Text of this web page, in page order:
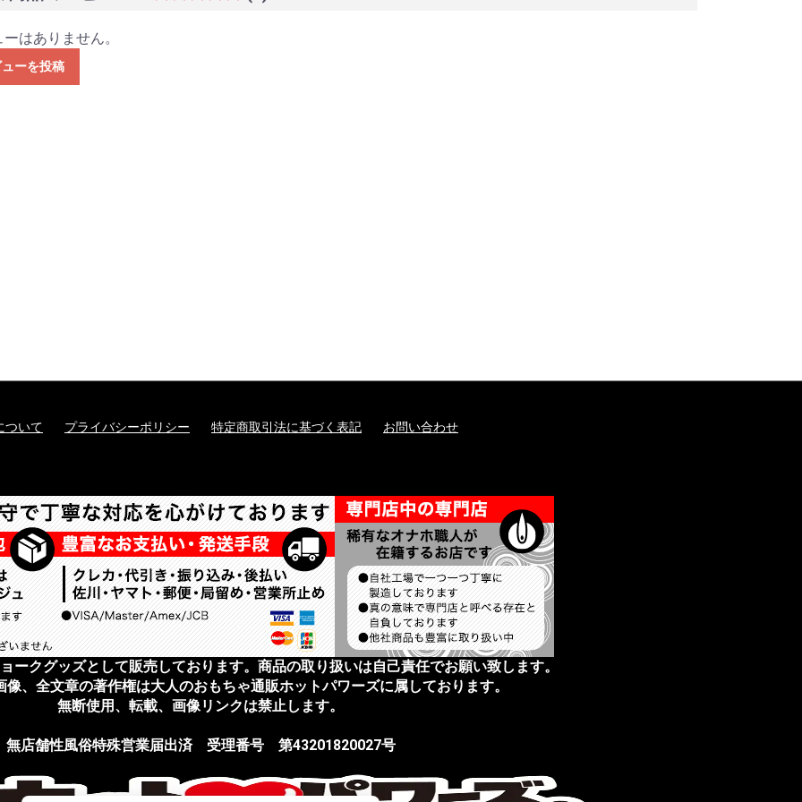
はありません。
ーを投稿
ついて プライバシーポリシー 特定商取引法に基づく表記 お問い合わせ
ークグッズとして販売しております。商品の取り扱いは自己責任でお願い致します。
像、全文章の著作権は大人のおもちゃ通販ホットパワーズに属しております。
無断使用、転載、画像リンクは禁止します。
無店舗性風俗特殊営業届出済 受理番号 第43201820027号